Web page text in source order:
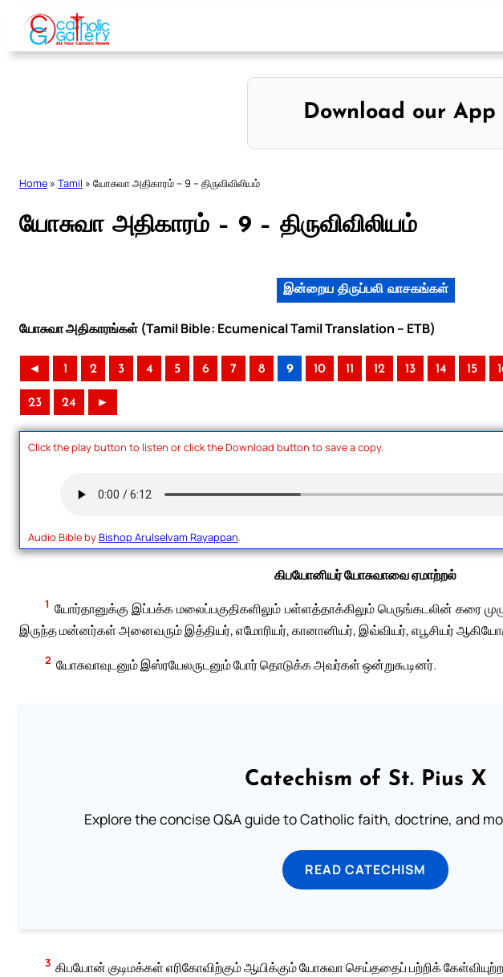
Skip
content
Download our App
Home » Tamil » யோசுவா அதிகாரம் – 9 – திருவிவிலியம்
யோசுவா அதிகாரம் – 9 – திருவிவிலியம்
இன்றைய திருப்பலி வாசகங்கள்
யோசுவா அதிகாரங்கள் (Tamil Bible: Ecumenical Tamil Translation – ETB)
◄ 1 2 3 4 5 6 7 8 9 10 11 12 13 14 15
23 24 ►
Click the play button to listen or click the Download button to save a copy.
Audio Bible byBishop Arulselvam Rayappan.
கிபயோனியர் யோசுவாவை ஏமாற்றல்
1 யோர்தானுக்கு இப்பக்க மலைப்பகுதிகளிலும் பள்ளத்தாக்கிலும் பெருங்கடலின் கரை
இருந்த மன்னர்கள் அனைவரும் இத்தியர், எமோரியர், கானானியர், இவ்வியர், எபூசியர்
2 யோசுவாவுடனும் இஸ்ரயேலருடனும் போர் தொடுக்க அவர்கள் ஒன்றுகூடினர்.
Catechism of St. Pius X
Explore the concise Q&A guide to Catholic faith, doctrine, and
READ CATECHISM
3 கிபயோன் குடிமக்கள் எரிகோவிற்கும் ஆயிக்கும் யோசுவா செய்ததைப் பற்றிக்